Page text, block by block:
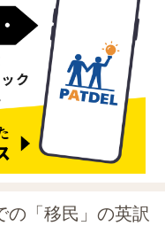
の「移民」の英訳